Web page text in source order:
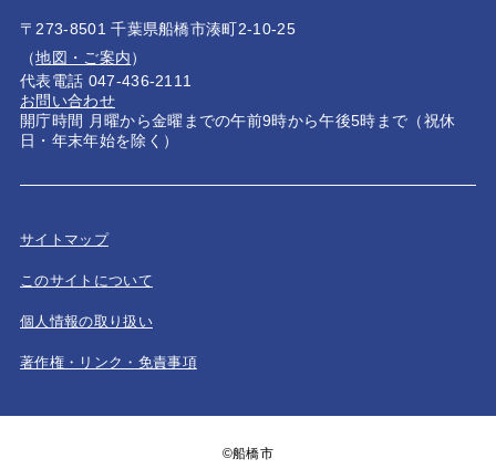
〒273-8501 千葉県船橋市湊町2-10-25
（地図・ご案内）
代表電話 047-436-2111
お問い合わせ
開庁時間 月曜から金曜までの午前9時から午後5時まで（祝休
日・年末年始を除く）
サイトマップ
このサイトについて
個人情報の取り扱い
著作権・リンク・免責事項
©船橋市